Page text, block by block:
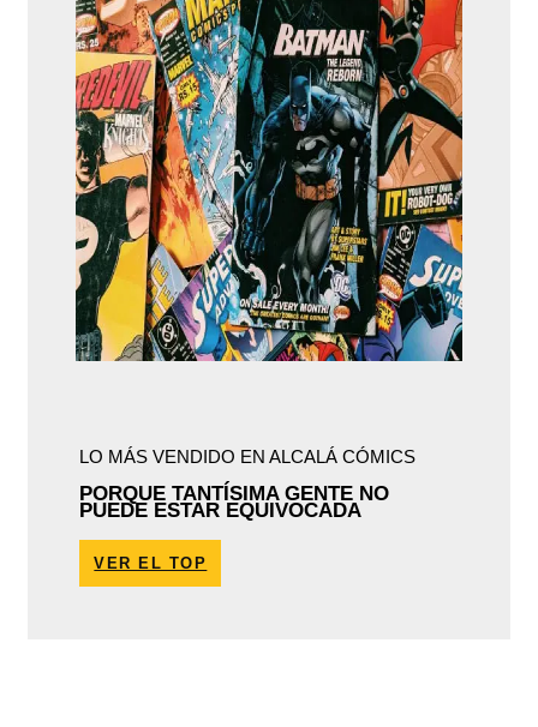
LO MÁS VENDIDO EN ALCALÁ CÓMICS
PORQUE TANTÍSIMA GENTE NO
PUEDE ESTAR EQUIVOCADA
VER EL TOP